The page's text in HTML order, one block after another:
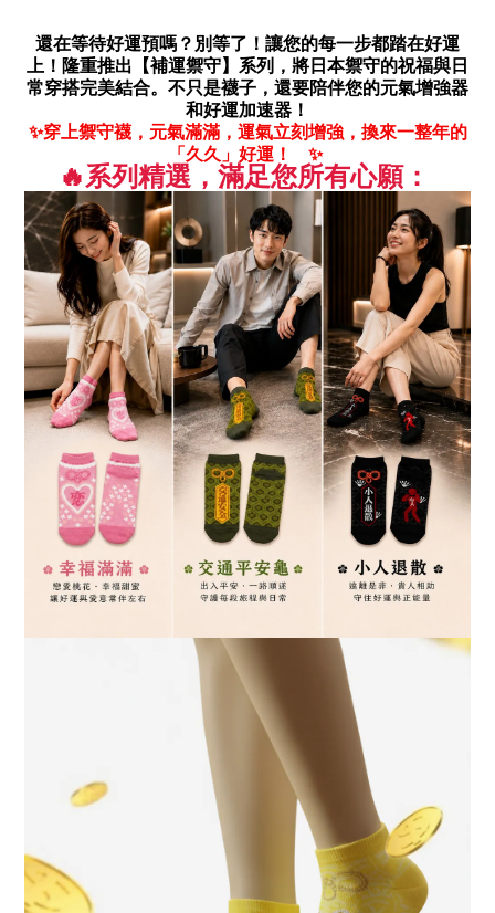
還在等待好運預嗎？別等了！讓您的每一步都踏在好運
上！隆重推出【補運禦守】系列，將日本禦守的祝福與日
常穿搭完美結合。不只是襪子，還要陪伴您的元氣增強器
和好運加速器！
✨穿上禦守襪，元氣滿滿，運氣立刻增強， 換來一整年的
「久久」好運！ ✨
🔥系列精選，滿足您所有心願：